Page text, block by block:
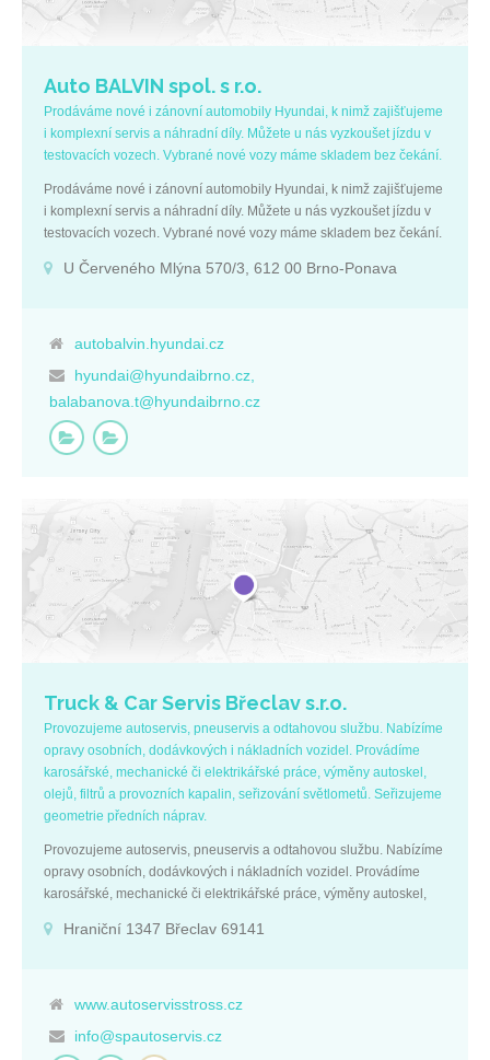
Auto BALVIN spol. s r.o.
Prodáváme nové i zánovní automobily Hyundai, k nimž zajišťujeme
i komplexní servis a náhradní díly. Můžete u nás vyzkoušet jízdu v
testovacích vozech. Vybrané nové vozy máme skladem bez čekání.
Prodáváme nové i zánovní automobily Hyundai, k nimž zajišťujeme
i komplexní servis a náhradní díly. Můžete u nás vyzkoušet jízdu v
testovacích vozech. Vybrané nové vozy máme skladem bez čekání.
U Červeného Mlýna 570/3, 612 00 Brno-Ponava
autobalvin.hyundai.cz
hyundai@hyundaibrno.cz,
balabanova.t@hyundaibrno.cz
Truck & Car Servis Břeclav s.r.o.
Provozujeme autoservis, pneuservis a odtahovou službu. Nabízíme
opravy osobních, dodávkových i nákladních vozidel. Provádíme
karosářské, mechanické či elektrikářské práce, výměny autoskel,
olejů, filtrů a provozních kapalin, seřizování světlometů. Seřizujeme
geometrie předních náprav.
Provozujeme autoservis, pneuservis a odtahovou službu. Nabízíme
opravy osobních, dodávkových i nákladních vozidel. Provádíme
karosářské, mechanické či elektrikářské práce, výměny autoskel,
geometrie předních náprav.
Hraniční 1347 Břeclav 69141
www.autoservisstross.cz
info@spautoservis.cz